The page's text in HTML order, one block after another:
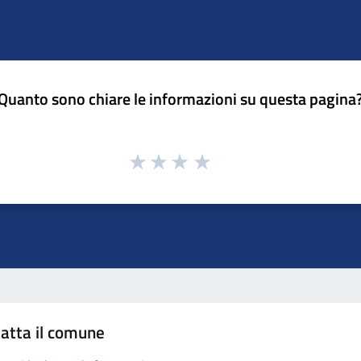
sono chiare le informazioni su questa
il comune